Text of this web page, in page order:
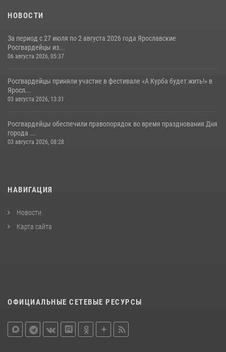
НОВОСТИ
За период с 27 июля по 2 августа 2026 года Ярославские
Росгвардейцы из...
06 августа 2026, 05:37
Росгвардейцы приняли участие в фестивале «А Курба будет жить!» в
Яросл...
03 августа 2026, 13:31
Росгвардейцы обеспечили правопорядок во время празднования Дня
города ...
03 августа 2026, 08:28
НАВИГАЦИЯ
Новости
Карта сайта
ОФИЦИАЛЬНЫЕ СЕТЕВЫЕ РЕСУРСЫ